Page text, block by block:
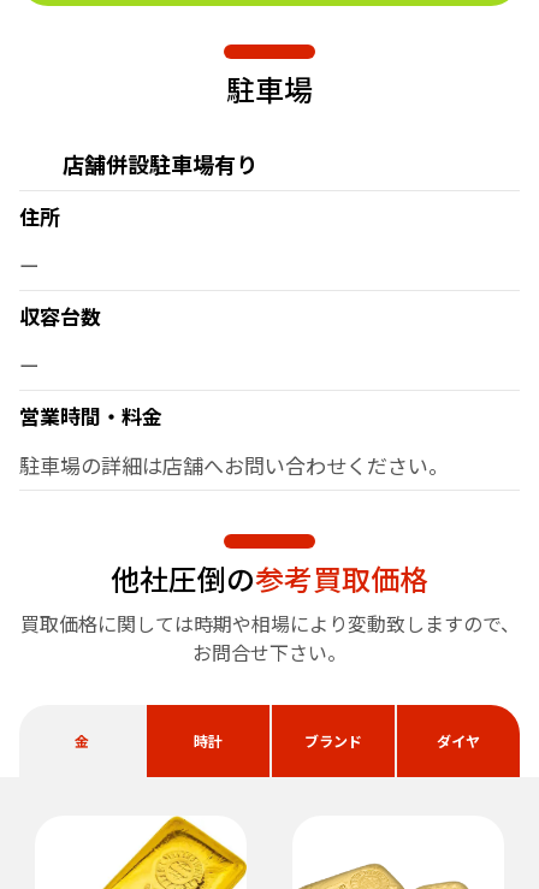
駐車場
店舗併設駐車場有り
住所
ー
収容台数
ー
営業時間・料金
駐車場の詳細は店舗へお問い合わせください。
他社圧倒の参考買取価格
買取価格に関しては時期や相場により変動致しますので、
お問合せ下さい。
金 時計 ブランド ダイヤ